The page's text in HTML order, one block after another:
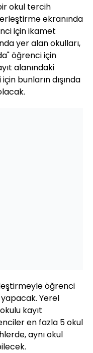
okul tercih
ekranında
için ikamet
yer alan okulları,
öğrenci için
alanındaki
bunların dışında
öğrenci
Yerel
kayıt
en fazla 5 okul
aynı okul